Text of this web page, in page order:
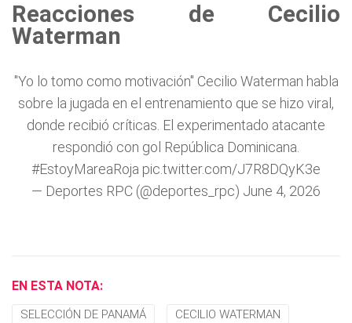
Reacciones de Cecilio
Waterman
"Yo lo tomo como motivación" Cecilio Waterman habla
sobre la jugada en el entrenamiento que se hizo viral,
donde recibió críticas. El experimentado atacante
respondió con gol República Dominicana.
#EstoyMareaRoja pic.twitter.com/J7R8DQyK3e
— Deportes RPC (@deportes_rpc) June 4, 2026
EN ESTA NOTA:
SELECCIÓN DE PANAMÁ CECILIO WATERMAN